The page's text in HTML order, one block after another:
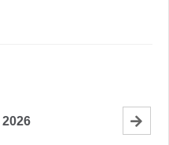
2026